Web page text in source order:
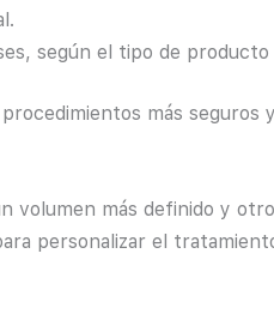
según el tipo de
más seguros
volumen más definido y
personalizar el